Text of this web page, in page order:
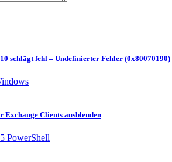
schlägt fehl – Undefinierter Fehler (0x80070190)
Clients ausblenden
PowerShell